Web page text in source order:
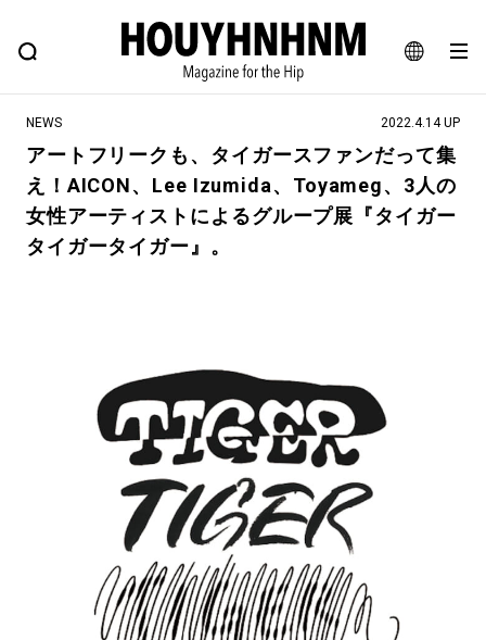
JA
EN
FEATURE BLOG SNAP
ヒップなファッション、カルチャー、ライフスタイルWEBマガジン
#注目のタグ
#SHOPPING ADDICT
#GH 銘品の所以 #フイナムのYouTube
#Commune H #FOCUS IT #AH.H
#ととけん #FASHION #MUSIC #MOVIE
#LIFESTYLE #SNEAKER #OUTDOOR
#SPORTS #HANDSOME HANDBOOK
NEWS 2022.4.14 UP
アートフリークも、タイガースファンだって集
え！AICON、Lee Izumida、Toyameg、3人の
女性アーティストによるグループ展『タイガー
タイガータイガー』。